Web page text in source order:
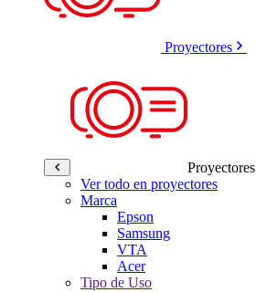
Proyectores
Proyectores
Ver todo en proyectores
Marca
Epson
Samsung
VTA
Acer
Tipo de Uso